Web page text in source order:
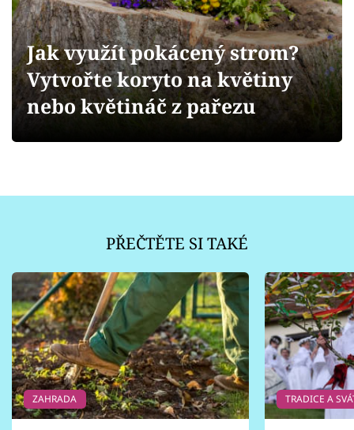
Přihlášení
Sledujte nás
Jak využít pokácený strom?
Vytvořte koryto na květiny
nebo květináč z pařezu
PŘEČTĚTE SI TAKÉ
ZAHRADA TRADICE A